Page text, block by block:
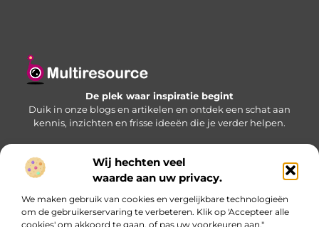
Wij hechten veel
waarde aan uw privacy.
We maken gebruik van cookies en vergelijkbare technologieën
om de gebruikerservaring te verbeteren. Klik op 'Accepteer alle
cookies' om akkoord te gaan, of pas uw voorkeuren aan."
De plek waar inspiratie begint
Duik in onze blogs en artikelen en ontdek een schat aan
kennis, inzichten en frisse ideeën die je verder helpen.
Bericht categorie